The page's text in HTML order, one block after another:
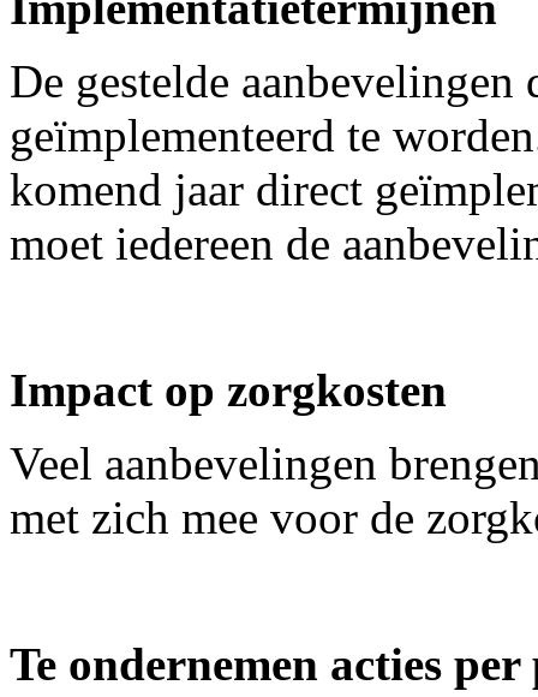
De gestelde
geïmplementeerd te
komend jaar direct
moet iedereen de
Impact op zorgkosten
Veel aanbevelingen
met zich mee voor de
Te ondernemen acties